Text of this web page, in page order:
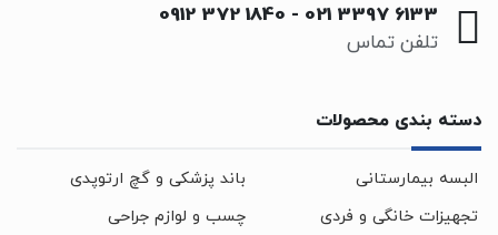
021 3397 6133
-
0912 372 1840
تلفن تماس
دسته بندی محصولات
البسه بیمارستانی
باند پزشکی و گچ ارتوپدی
تجهیزات خانگی و فردی
چسب و لوازم جراحی